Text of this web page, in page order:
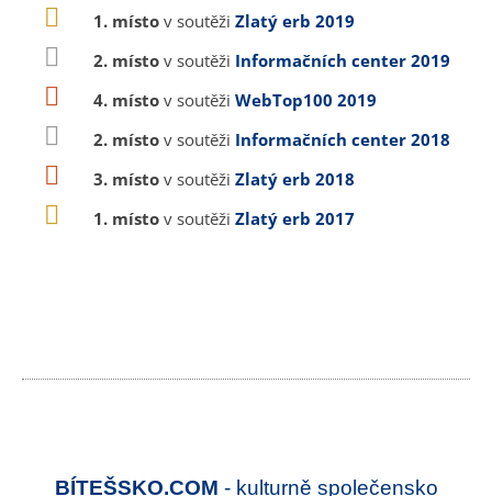
1. místo v soutěži Zlatý erb 2019
2. místo v soutěži Informačních center 2019
4. místo v soutěži WebTop100 2019
2. místo v soutěži Informačních center 2018
3. místo v soutěži Zlatý erb 2018
1. místo v soutěži Zlatý erb 2017
BÍTEŠSKO.COM - kulturně společensko